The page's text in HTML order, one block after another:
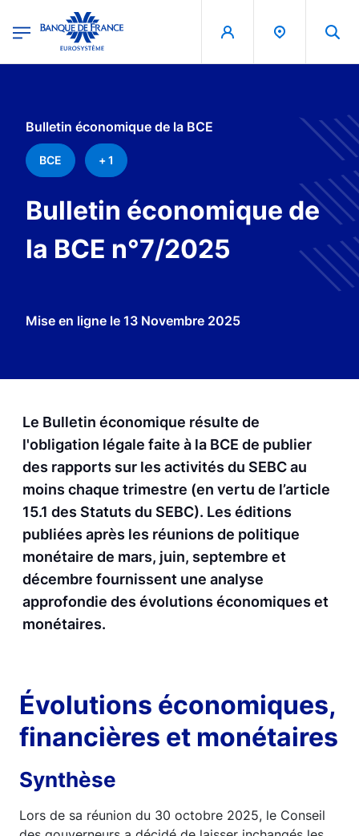
Banque de France - Menu Principal
Bulletin économique de la BCE
BCE + 1
Bulletin économique de
la BCE n°7/2025
Mise en ligne le 13 Novembre 2025
Le Bulletin économique résulte de
l'obligation légale faite à la BCE de publier
des rapports sur les activités du SEBC au
moins chaque trimestre (en vertu de l’article
15.1 des Statuts du SEBC). Les éditions
publiées après les réunions de politique
monétaire de mars, juin, septembre et
décembre fournissent une analyse
approfondie des évolutions économiques et
monétaires.
Évolutions économiques,
financières et monétaires
Synthèse
Lors de sa réunion du 30 octobre 2025, le Conseil